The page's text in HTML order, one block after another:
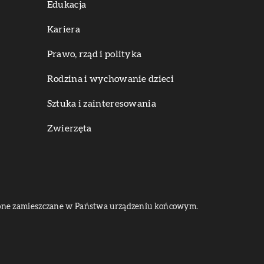
Edukacja
Kariera
Prawo, rząd i polityka
Rodzina i wychowanie dzieci
Sztuka i zainteresowania
Zwierzęta
zamieszczane w Państwa urządzeniu końcowym.